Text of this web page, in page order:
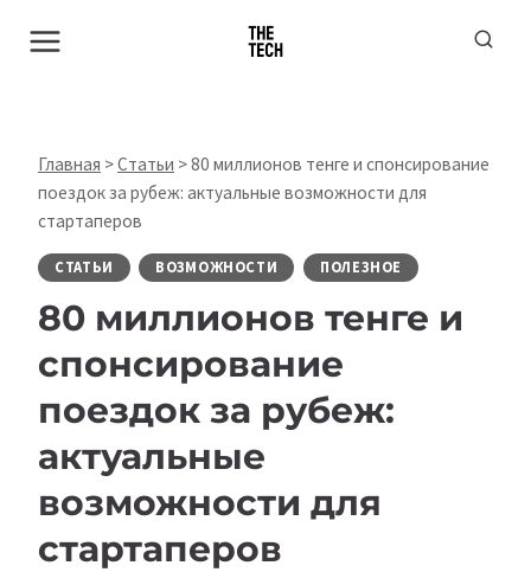
Главная >Статьи >80 миллионов тенге и спонсирование
поездок за рубеж: актуальные возможности для
стартаперов
СТАТЬИ ВОЗМОЖНОСТИ ПОЛЕЗНОЕ
80 миллионов тенге и
спонсирование
поездок за рубеж:
актуальные
возможности для
стартаперов